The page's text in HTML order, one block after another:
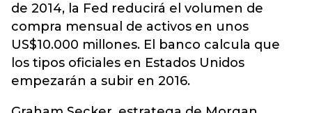
de 2014, la Fed reducirá el volumen de
compra mensual de activos en unos
US$10.000 millones. El banco calcula que
los tipos oficiales en Estados Unidos
empezarán a subir en 2016.